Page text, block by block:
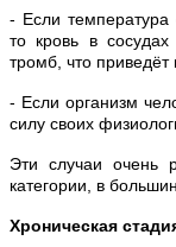
- Если температура
то кровь в сосудах
тромб, что приведёт
- Если организм
силу своих
Эти случаи очень
категории, в
Хроническая